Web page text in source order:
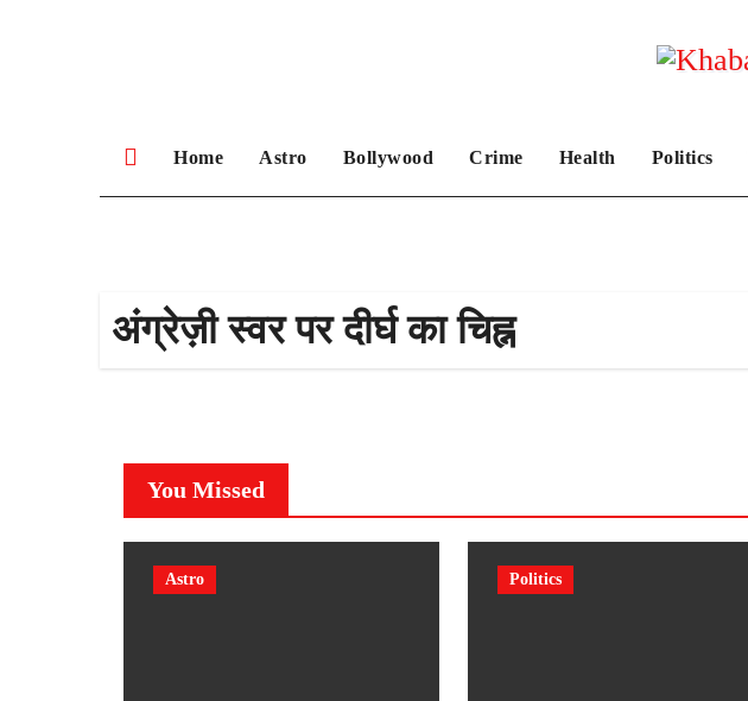
Home Astro Bollywood Crime Health Politics
अंग्रेज़ी स्वर पर दीर्घ का चिह्न
You Missed
Astro Politics